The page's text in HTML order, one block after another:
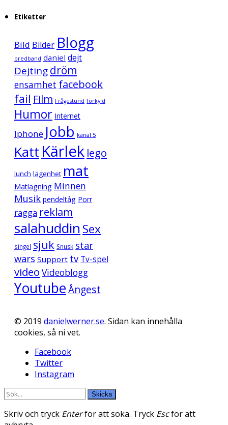
Etiketter
Bild Bilder Blogg
bredband daniel dejt
Dejtingdröm
ensamhet facebook
fail Film Frågestund förkyld
Humor Internet
Iphone Jobb kanal 5
Katt Kärlek lego
lunch lägenhet mat
Matlagning Minnen
Musik pendeltåg Porr
ragga reklam
salahuddin Sex
singel sjuk Snusk star
wars Support tv Tv-spel
video Videoblogg
YoutubeÅngest
© 2019 danielwerner.se. Sidan kan innehålla
cookies, så ni vet.
Facebook
Twitter
Instagram
Skicka
Skriv och tryck Enterför att söka. Tryck Escför att